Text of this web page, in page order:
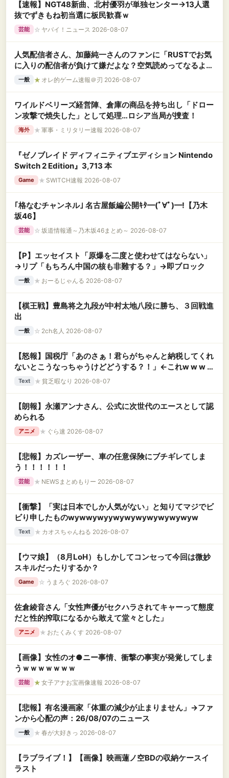
【速報】NGT48新曲、北村優羽が単独センター→13人選
抜でずきもね初当選に板民歓喜ｗ
芸能 ☆ ヤバイ！ニュース 2026-08-07
人気配信者さん、加藤純一さんのファンに「RUSTでお気
に入りの配信者が負けて嫌だよな？空気読めってなるよ
な？その結果がVCR。お前らVCR向いてるよ」→大炎上
一般 ★ オレ的ゲーム速報＠刃 2026-08-07
ワイルドベリーズ経営陣、倉庫の商品を持ち出し「ドロー
ン攻撃で焼失した」として処理…ロシア当局が捜査！
海外 ★ 軍事・ミリタリー速報 2026-08-07
『ゼノブレイド ディフィニティブエディション Nintendo
Switch 2 Edition』3,713 本
Game ★ SWITCH速報 2026-08-07
｢格なむチャンネル｣ 名古屋飯編公開ｷﾀ━(ﾟ∀ﾟ)━!【乃木
坂46】
芸能 ☆ 坂道情報通～乃木坂46まとめ～ 2026-08-07
【P】エッセイスト「原爆を二度と使わせてはならない」
→リプ「もちろん中国の核も非難する？」→即ブロック
一般 ★ おーるじゃんる 2026-08-07
【棋王戦】豊島将之九段が中村太地八段に勝ち、３回戦進
出
一般 ☆ 2ch名人 2026-08-07
【怒報】国税庁「あのさぁ！君らがちゃんと納税してくれ
ないとこうなっちゃうけどどうする？！」←これw w w w
w w w w
Text ★ 貧乏暇なり 2026-08-07
【朗報】永瀬アンナさん、公式に次世代のエースとして認
められる
アニメ ★ ぐら速 2026-08-07
【悲報】カズレーザー、車の任意保険にブチギレてしま
う！！！！！！
芸能 ★ NEWSまとめもりー 2026-08-07
【衝撃】「実は日本でしか人気がない」と知りてマジでビ
ビり申したものwywwywyywywywywywywywyw
Text ★ カオスちゃんねる 2026-08-07
【ウマ娘】（8月LoH）もしかしてコンセって今回は微妙
スキルだったりするか？
Game ☆ うまろぐ 2026-08-07
佐倉綾音さん「女性声優がセクハラされてキャーって態度
だと性的搾取になるから敢えて堂々とした」
アニメ ★ おたくみくす 2026-08-07
【画像】女性のオ●ニー事情、衝撃の事実が発覚してしま
うｗｗｗｗｗｗｗ
芸能 ★ 女子アナお宝画像速報 2026-08-07
【悲報】有名漫画家「体重の減少が止まりません」→ファ
ンから心配の声：26/08/07のニュース
一般 ★ 春が大好きっ 2026-08-07
【ラブライブ！】【画像】映画蓮ノ空BDの収納ケースイ
ラスト